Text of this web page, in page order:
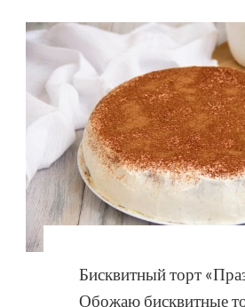
Бисквитный торт
Обожаю бисквитные